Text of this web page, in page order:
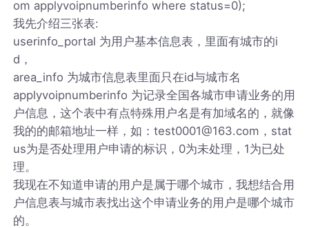
om applyvoipnumberinfo where status=0);
我先介绍三张表:
userinfo_portal 为用户基本信息表，里面有城市的i
d，
area_info 为城市信息表里面只在id与城市名
applyvoipnumberinfo 为记录全国各城市申请业务的用
户信息，这个表中有点特殊用户名是有加域名的，就像
我的的邮箱地址一样，如：test0001@163.com，stat
us为是否处理用户申请的标识，0为未处理，1为已处
理。
我现在不知道申请的用户是属于哪个城市，我想结合用
户信息表与城市表找出这个申请业务的用户是哪个城市
的。